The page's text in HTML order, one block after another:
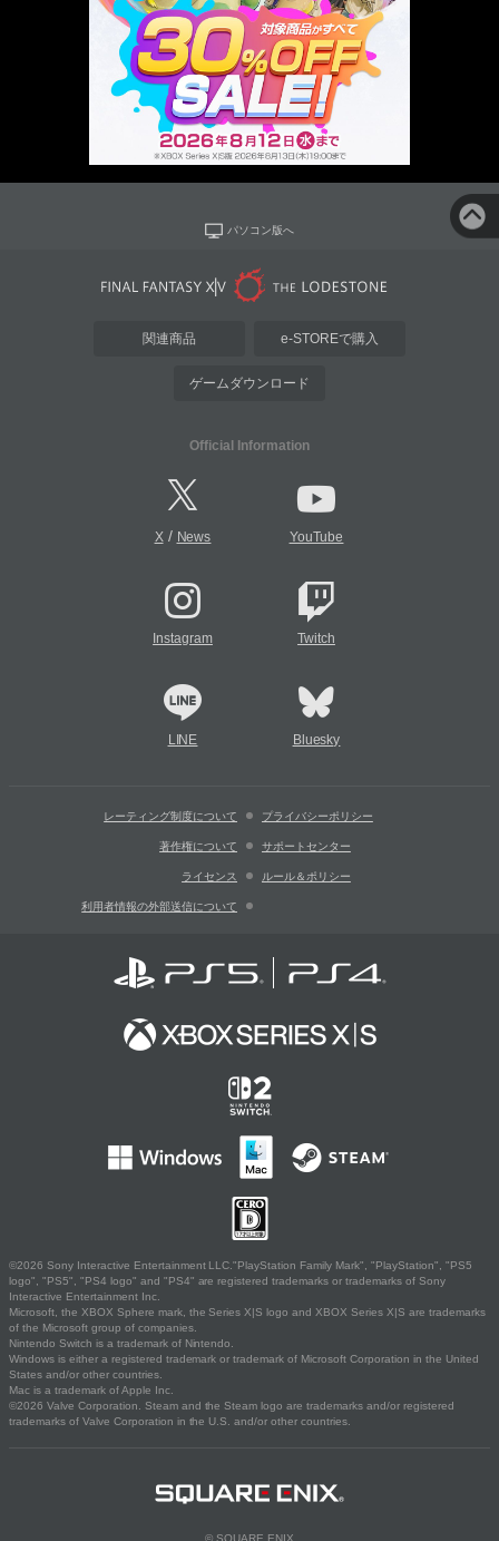
パソコン版へ
関連商品 e-STOREで購入
ゲームダウンロード
Official Information
X/ News YouTube
Instagram Twitch
LINE Bluesky
レーティング制度について プライバシーポリシー
著作権について サポートセンター
ライセンス ルール＆ポリシー
利用者情報の外部送信について
©2026 Sony Interactive Entertainment LLC."PlayStation Family Mark", "PlayStation", "PS5
logo", "PS5", "PS4 logo" and "PS4" are registered trademarks or trademarks of Sony
Interactive Entertainment Inc.
Microsoft, the XBOX Sphere mark, the Series X|S logo and XBOX Series X|S are trademarks
of the Microsoft group of companies.
Nintendo Switch is a trademark of Nintendo.
Windows is either a registered trademark or trademark of Microsoft Corporation in the United
States and/or other countries.
Mac is a trademark of Apple Inc.
©2026 Valve Corporation. Steam and the Steam logo are trademarks and/or registered
trademarks of Valve Corporation in the U.S. and/or other countries.
© SQUARE ENIX